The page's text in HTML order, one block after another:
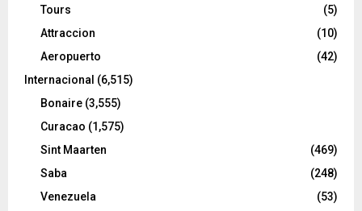
Tours
(5)
Attraccion
(10)
Aeropuerto
(42)
Internacional (6,515)
Bonaire (3,555)
Curacao (1,575)
Sint Maarten
(469)
Saba
(248)
Venezuela
(53)